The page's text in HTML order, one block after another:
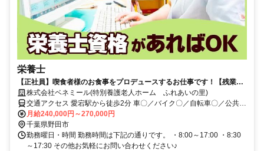
栄養士
【正社員】喫食者様のお食事をプロデュースするお仕事です！【残業月
約5時間／希望休月3回／育児補助】
株式会社ベネミール(特別養護老人ホーム ふれあいの里)
交通アクセス 愛宕駅から徒歩2分 車〇／バイク〇／自転車〇／公共交
通機関〇
月給240,000円～270,000円
千葉県野田市
勤務曜日・時間 勤務時間は下記の通りです。 ・8:00～17:00 ・8:30
～17:30 その他お気軽にお問い合わせください♪